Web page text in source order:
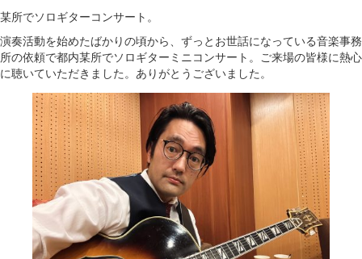
Contact
YouTube
Online Lesson
某所でソロギターコンサート。
演奏活動を始めたばかりの頃から、ずっとお世話になっている音楽事務
所の依頼で都内某所でソロギターミニコンサート。ご来場の皆様に熱心
に聴いていただきました。ありがとうございました。